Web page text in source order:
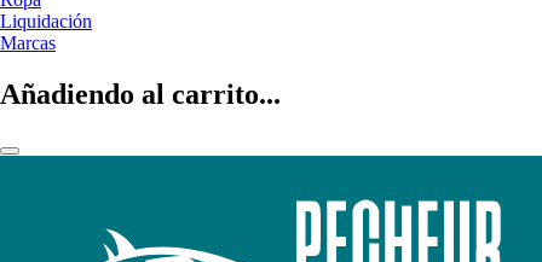
Liquidación
Marcas
Añadiendo al carrito...